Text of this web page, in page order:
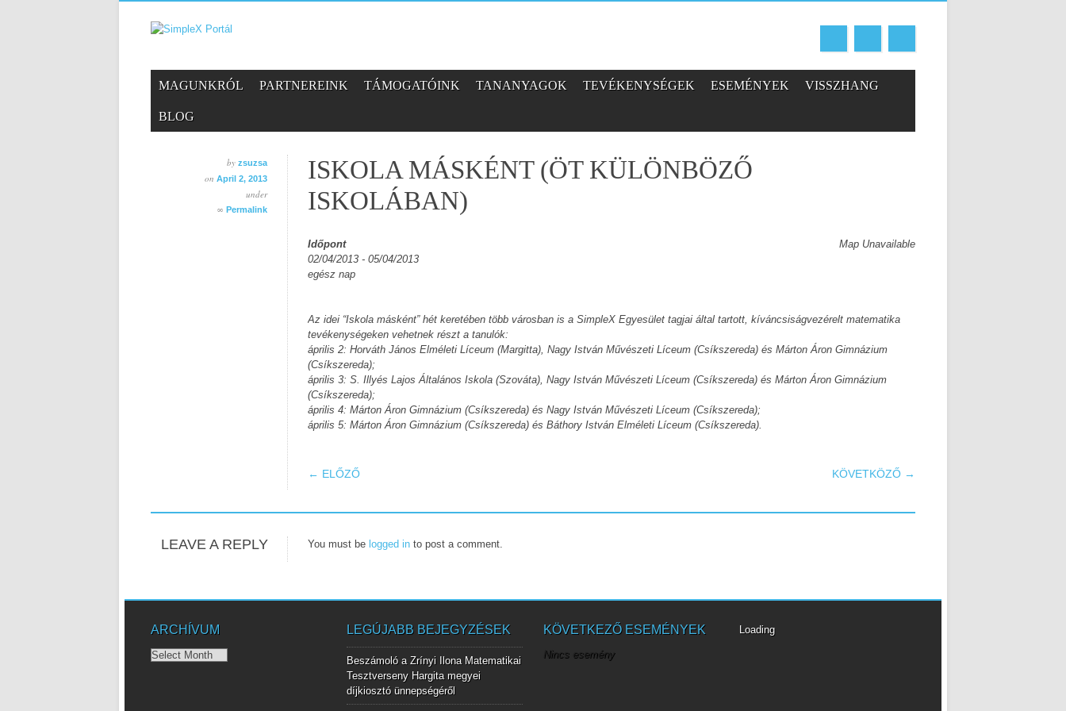
MAIN MENU
MAGUNKRÓL PARTNEREINK TÁMOGATÓINK TANANYAGOK TEVÉKENYSÉGEK ESEMÉNYEK VISSZHANG
BLOG
by zsuzsa
on April 2, 2013
under
∞ Permalink
ISKOLA MÁSKÉNT (ÖT KÜLÖNBÖZŐ
ISKOLÁBAN)
Map Unavailable
Időpont
02/04/2013 - 05/04/2013
egész nap
Az idei “Iskola másként” hét keretében több városban is a SimpleX Egyesület tagjai által tartott, kíváncsiságvezérelt matematika
tevékenységeken vehetnek részt a tanulók:
április 2: Horváth János Elméleti Líceum (Margitta), Nagy István Művészeti Líceum (Csíkszereda) és Márton Áron Gimnázium
(Csíkszereda);
április 3: S. Illyés Lajos Általános Iskola (Szováta), Nagy István Művészeti Líceum (Csíkszereda) és Márton Áron Gimnázium
(Csíkszereda);
április 4: Márton Áron Gimnázium (Csíkszereda) és Nagy István Művészeti Líceum (Csíkszereda);
április 5: Márton Áron Gimnázium (Csíkszereda) és Báthory István Elméleti Líceum (Csíkszereda).
POST NAVIGATION
← ELŐZŐ KÖVETKÖZŐ →
LEAVE A REPLY You must be logged in to post a comment.
ARCHÍVUM
Archívum
LEGÚJABB BEJEGYZÉSEK
Beszámoló a Zrínyi Ilona Matematikai
Tesztverseny Hargita megyei
díjkiosztó ünnepségéről
KÖVETKEZŐ ESEMÉNYEK
Nincs esemény
Loading